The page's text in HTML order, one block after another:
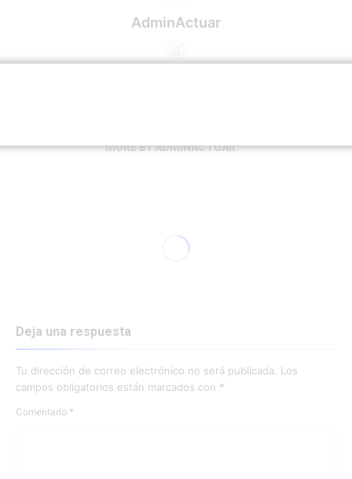
AdminActuar
MORE BY ADMINACTUAR
Deja una respuesta
Tu dirección de correo electrónico no será publicada.
Los
campos obligatorios están marcados con *
Comentario *